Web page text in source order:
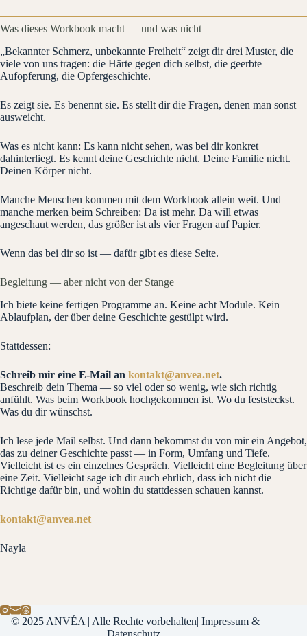
Was dieses Workbook macht — und was nicht
„Bekannter Schmerz, unbekannte Freiheit“ zeigt dir drei Muster, die
viele von uns tragen: die Härte gegen dich selbst, die geerbte
Aufopferung, die Opfergeschichte.
Es zeigt sie. Es benennt sie. Es stellt dir die Fragen, denen man sonst
ausweicht.
Was es nicht kann: Es kann nicht sehen, was bei dir konkret
dahinterliegt. Es kennt deine Geschichte nicht. Deine Familie nicht.
Deinen Körper nicht.
Manche Menschen kommen mit dem Workbook allein weit. Und
manche merken beim Schreiben: Da ist mehr. Da will etwas
angeschaut werden, das größer ist als vier Fragen auf Papier.
Wenn das bei dir so ist — dafür gibt es diese Seite.
Begleitung — aber nicht von der Stange
Ich biete keine fertigen Programme an. Keine acht Module. Kein
Ablaufplan, der über deine Geschichte gestülpt wird.
Stattdessen:
Schreib mir eine E-Mail an kontakt@anvea.net.
Beschreib dein Thema — so viel oder so wenig, wie sich richtig
anfühlt. Was beim Workbook hochgekommen ist. Wo du feststeckst.
Was du dir wünschst.
Ich lese jede Mail selbst. Und dann bekommst du von mir ein Angebot,
das zu deiner Geschichte passt — in Form, Umfang und Tiefe.
Vielleicht ist es ein einzelnes Gespräch. Vielleicht eine Begleitung über
eine Zeit. Vielleicht sage ich dir auch ehrlich, dass ich nicht die
Richtige dafür bin, und wohin du stattdessen schauen kannst.
kontakt@anvea.net
Nayla
© 2025 ANVÉA | Alle Rechte vorbehalten| Impressum &
Datenschutz